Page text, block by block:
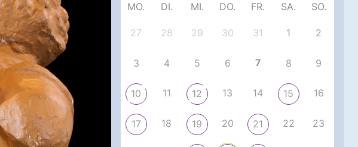
MO. DI. MI. DO. FR. SA. SO.
27 28 29 30 31 1 2
3 4 5 6 7 8 9
10 11 12 13 14 15 16
17 18 19 20 21 22 23